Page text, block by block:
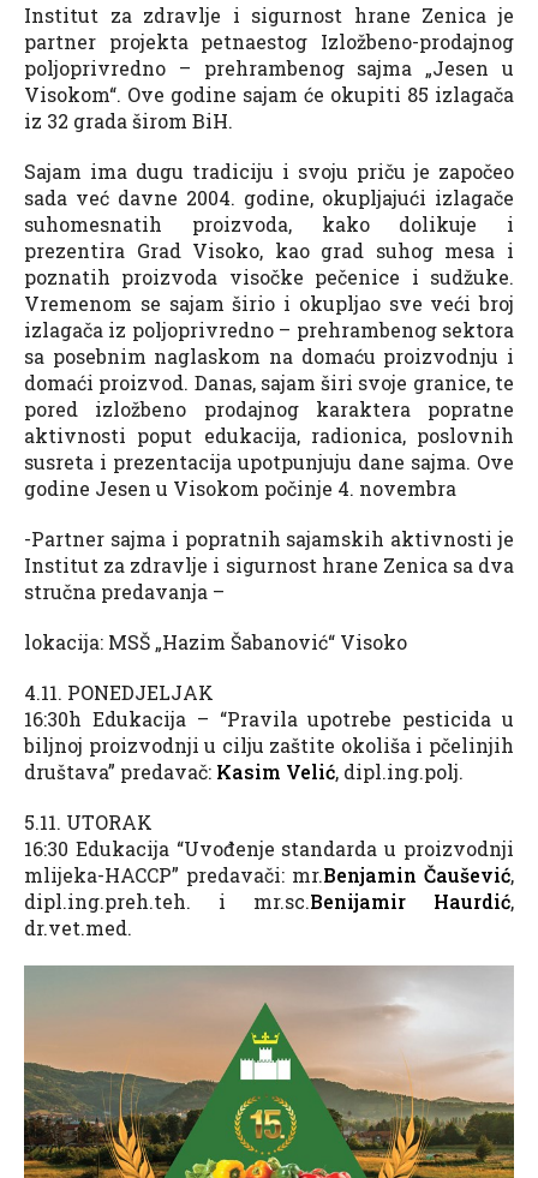
Institut za zdravlje i sigurnost hrane Zenica je
partner projekta petnaestog Izložbeno-prodajnog
poljoprivredno – prehrambenog sajma „Jesen u
Visokom“. Ove godine sajam će okupiti 85 izlagača
iz 32 grada širom BiH.
Sajam ima dugu tradiciju i svoju priču je započeo
sada već davne 2004. godine, okupljajući izlagače
suhomesnatih proizvoda, kako dolikuje i
prezentira Grad Visoko, kao grad suhog mesa i
poznatih proizvoda visočke pečenice i sudžuke.
Vremenom se sajam širio i okupljao sve veći broj
izlagača iz poljoprivredno – prehrambenog sektora
sa posebnim naglaskom na domaću proizvodnju i
domaći proizvod. Danas, sajam širi svoje granice, te
pored izložbeno prodajnog karaktera popratne
aktivnosti poput edukacija, radionica, poslovnih
susreta i prezentacija upotpunjuju dane sajma. Ove
godine Jesen u Visokom počinje 4. novembra
-Partner sajma i popratnih sajamskih aktivnosti je
Institut za zdravlje i sigurnost hrane Zenica sa dva
stručna predavanja –
lokacija: MSŠ „Hazim Šabanović“ Visoko
4.11. PONEDJELJAK
16:30h Edukacija – “Pravila upotrebe pesticida u
biljnoj proizvodnji u cilju zaštite okoliša i pčelinjih
društava” predavač: Kasim Velić, dipl.ing.polj.
5.11. UTORAK
16:30 Edukacija “Uvođenje standarda u proizvodnji
mlijeka-HACCP” predavači: mr.Benjamin Čaušević,
dipl.ing.preh.teh. i mr.sc.Benijamir Haurdić,
dr.vet.med.